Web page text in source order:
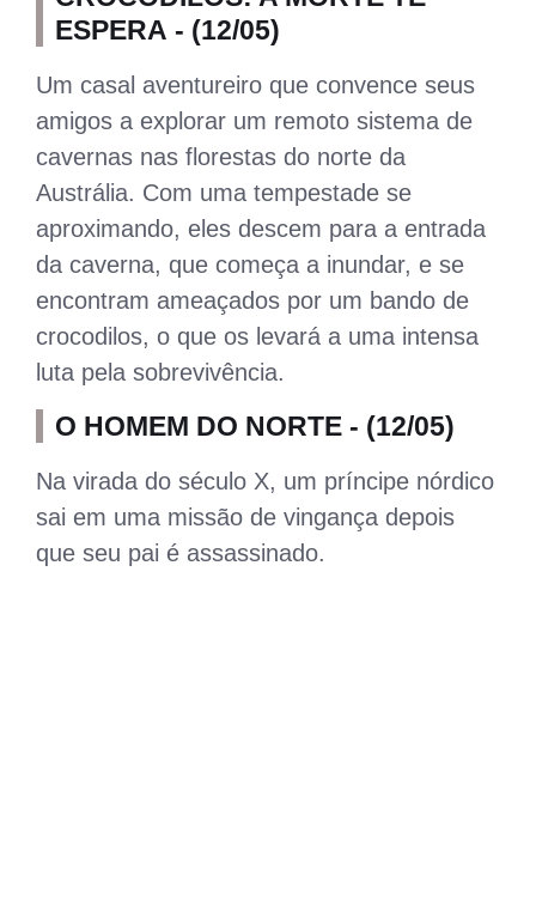
ESPERA - (12/05)
Um casal aventureiro que convence seus
amigos a explorar um remoto sistema de
cavernas nas florestas do norte da
Austrália. Com uma tempestade se
aproximando, eles descem para a entrada
da caverna, que começa a inundar, e se
encontram ameaçados por um bando de
crocodilos, o que os levará a uma intensa
luta pela sobrevivência.
O HOMEM DO NORTE - (12/05)
Na virada do século X, um príncipe nórdico
sai em uma missão de vingança depois
que seu pai é assassinado.